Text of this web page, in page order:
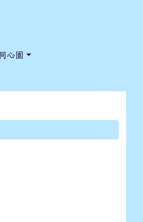
同心園
size: 1rem; background-
size: 1rem; background-